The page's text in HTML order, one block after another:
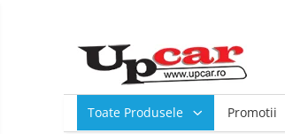
Toate Produsele
Scutere Electrice
Tricicluri ElectriceToate Produsele Promotii